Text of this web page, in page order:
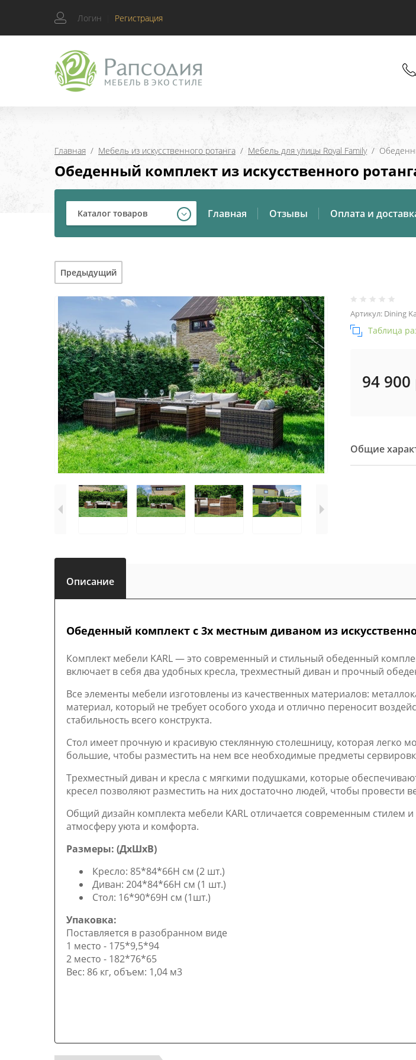
Логин Регистрация
Главная
  /
Мебель из искусственного ротанга
  /
Мебель для улицы Royal Family
/
Обеденный комплект из искусственного
Каталог товаров Главная Отзывы Оплата и
Предыдущий
Артикул: Dining
Таблица
94 900
Общие
Описание
Обеденный комплект с 3х местным диваном из
Комплект мебели KARL — это современный и стильный обеденный
включает в себя два удобных кресла, трехместный диван и прочный
Все элементы мебели изготовлены из качественных материалов:
материал, который не требует особого ухода и отлично переносит
стабильность всего конструкта.
Стол имеет прочную и красивую стеклянную столешницу, которая легко
большие, чтобы разместить на нем все необходимые предметы
Трехместный диван и кресла с мягкими подушками, которые
кресел позволяют разместить на них достаточно людей, чтобы провести
Общий дизайн комплекта мебели KARL отличается современным стилем
атмосферу уюта и комфорта.
Размеры: (ДхШхВ)
Кресло: 85*84*66H см (2 шт.)
Диван: 204*84*66H см (1 шт.)
Стол: 16*90*69H см (1шт.)
Упаковка:
Поставляется в разобранном виде
1 место - 175*9,5*94
2 место - 182*76*65
Вес: 86 кг, объем: 1,04 м3